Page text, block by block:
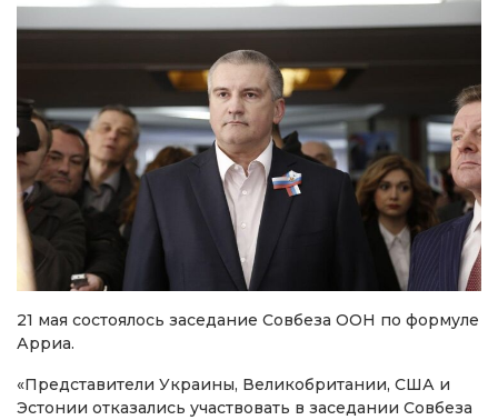
21 мая состоялось заседание Совбеза ООН по формуле
Арриа.
«Представители Украины, Великобритании, США и
Эстонии отказались участвовать в заседании Совбеза